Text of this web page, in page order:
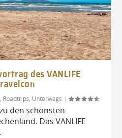
des VANLIFE
Roadtrips Unterwegs |
den schönsten
Das VANLIFE